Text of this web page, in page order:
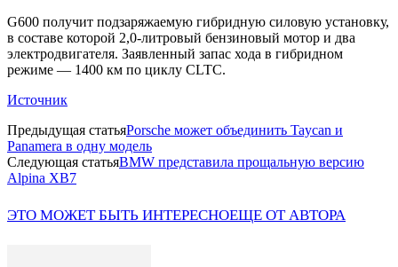
G600 получит подзаряжаемую гибридную силовую установку,
в составе которой 2,0-литровый бензиновый мотор и два
электродвигателя. Заявленный запас хода в гибридном
режиме — 1400 км по циклу CLTC.
Источник
Предыдущая статьяPorsche может объединить Taycan и
Panamera в одну модель
Следующая статьяBMW представила прощальную версию
Alpina XB7
ЭТО МОЖЕТ БЫТЬ ИНТЕРЕСНОЕЩЕ ОТ АВТОРА